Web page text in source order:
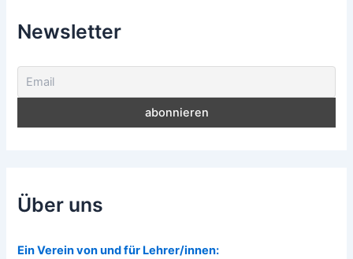
Newsletter
Über uns
Ein Verein von und für Lehrer/innen: